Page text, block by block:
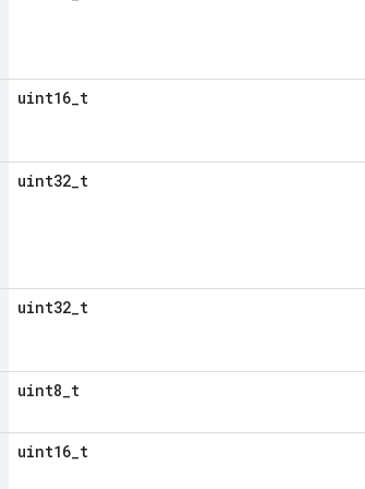
uint16_t
uint32_t
uint32_t
uint8_t
uint16_t